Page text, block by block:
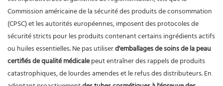
Commission américaine de la sécurité des produits de consommation
(CPSC) et les autorités européennes, imposent des protocoles de
sécurité stricts pour les produits contenant certains ingrédients actifs
ou huiles essentielles. Ne pas utiliserd'emballages de soins de la peau
certifiés de qualité médicalepeut entraîner des rappels de produits
catastrophiques, de lourdes amendes et le refus des distributeurs. En